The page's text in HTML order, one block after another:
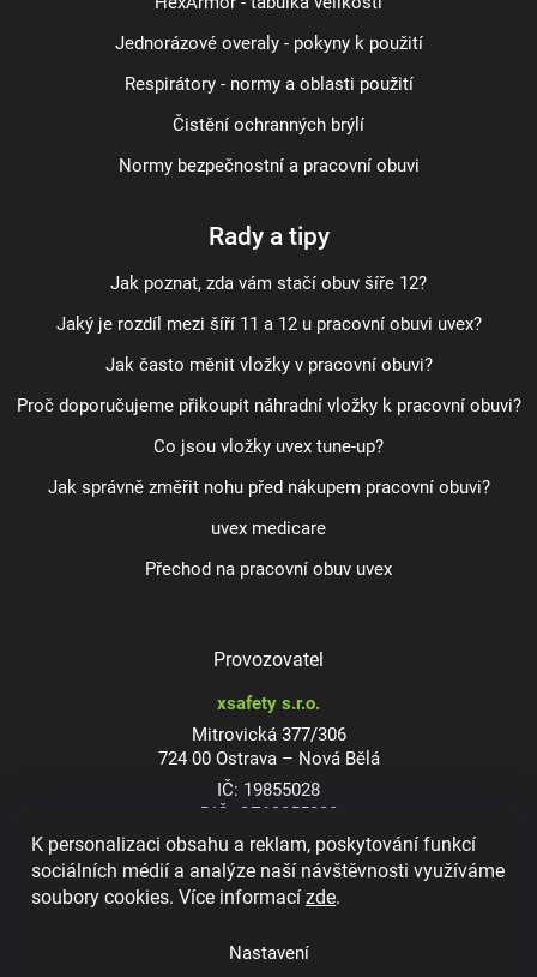
K personalizaci obsahu a reklam, poskytování funkcí
sociálních médií a analýze naší návštěvnosti využíváme
soubory cookies. Více informacízde.
Nastavení
Jednorázové overaly - pokyny k použití
Respirátory - normy a oblasti použití
Čistění ochranných brýlí
Normy bezpečnostní a pracovní obuvi
Rady a tipy
Jak poznat, zda vám stačí obuv šíře 12?
Jaký je rozdíl mezi šíří 11 a 12 u pracovní obuvi uvex?
Jak často měnit vložky v pracovní obuvi?
Proč doporučujeme přikoupit náhradní vložky k pracovní obuvi?
Co jsou vložky uvex tune-up?
Jak správně změřit nohu před nákupem pracovní obuvi?
uvex medicare
Přechod na pracovní obuv uvex
Provozovatel
xsafety s.r.o.
Mitrovická 377/306
724 00 Ostrava – Nová Bělá
IČ: 19855028
DIČ: CZ19855028
Dioptrické ochranné brýle